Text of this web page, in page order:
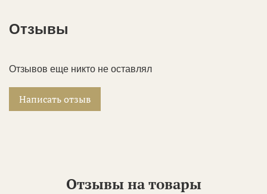
Отзывы
Отзывов еще никто не оставлял
Написать отзыв
Отзывы на товары